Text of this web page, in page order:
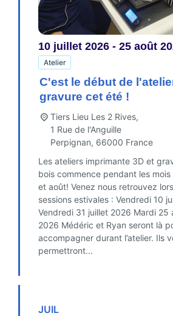
10 juillet 2026 - 25 août
Atelier
C'est le début de
gravure cet été !
Tiers Lieu Les 2 Rives,
1 Rue de l'Anguille
Perpignan, 66000 France
Les ateliers imprimante 3D et
bois commence pendant les
et août! Venez nous retrouvez
sessions estivales : Vendredi 10
Vendredi 31 juillet 2026 Mardi 25
2026 Médéric et Ryan seront là
accompagner durant l’atelier. Ils
permettront...
JUIL